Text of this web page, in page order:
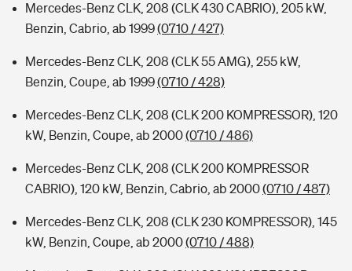
Mercedes-Benz CLK, 208 (CLK 430 CABRIO), 205 kW,
Benzin, Cabrio, ab 1999(0710 / 427)
Mercedes-Benz CLK, 208 (CLK 55 AMG), 255 kW,
Benzin, Coupe, ab 1999(0710 / 428)
Mercedes-Benz CLK, 208 (CLK 200 KOMPRESSOR), 120
kW, Benzin, Coupe, ab 2000(0710 / 486)
Mercedes-Benz CLK, 208 (CLK 200 KOMPRESSOR
CABRIO), 120 kW, Benzin, Cabrio, ab 2000(0710 / 487)
Mercedes-Benz CLK, 208 (CLK 230 KOMPRESSOR), 145
kW, Benzin, Coupe, ab 2000(0710 / 488)